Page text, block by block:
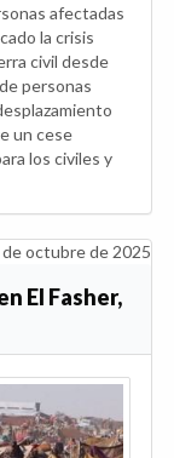
afectadas
la crisis
civil desde
personas
un cese
los civiles y
octubre de 2025
El Fasher,